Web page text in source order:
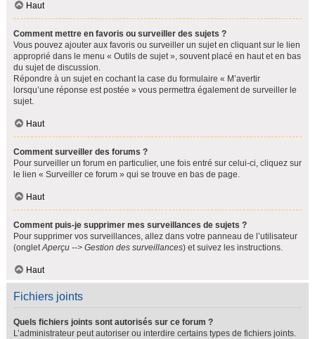
Haut
Comment mettre en favoris ou surveiller des sujets ?
Vous pouvez ajouter aux favoris ou surveiller un sujet en cliquant sur le lien
approprié dans le menu « Outils de sujet », souvent placé en haut et en bas
du sujet de discussion.
Répondre à un sujet en cochant la case du formulaire « M’avertir
lorsqu’une réponse est postée » vous permettra également de surveiller le
sujet.
Haut
Comment surveiller des forums ?
Pour surveiller un forum en particulier, une fois entré sur celui-ci, cliquez sur
le lien « Surveiller ce forum » qui se trouve en bas de page.
Haut
Comment puis-je supprimer mes surveillances de sujets ?
Pour supprimer vos surveillances, allez dans votre panneau de l’utilisateur
(ongletAperçu --> Gestion des surveillances) et suivez les instructions.
Haut
Fichiers joints
Quels fichiers joints sont autorisés sur ce forum ?
L’administrateur peut autoriser ou interdire certains types de fichiers joints.